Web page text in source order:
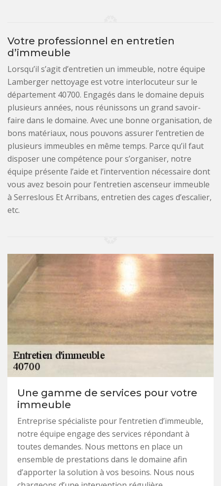
Votre professionnel en entretien
d’immeuble
Lorsqu’il s’agit d’entretien un immeuble, notre équipe
Lamberger nettoyage est votre interlocuteur sur le
département 40700. Engagés dans le domaine depuis
plusieurs années, nous réunissons un grand savoir-
faire dans le domaine. Avec une bonne organisation, de
bons matériaux, nous pouvons assurer l’entretien de
plusieurs immeubles en même temps. Parce qu’il faut
disposer une compétence pour s’organiser, notre
équipe présente l’aide et l’intervention nécessaire dont
vous avez besoin pour l’entretien ascenseur immeuble
à Serreslous Et Arribans, entretien des cages d’escalier,
etc.
Une gamme de services pour votre
immeuble
Entreprise spécialiste pour l’entretien d’immeuble,
notre équipe engage des services répondant à
toutes demandes. Nous mettons en place un
ensemble de prestations dans le domaine afin
d’apporter la solution à vos besoins. Nous nous